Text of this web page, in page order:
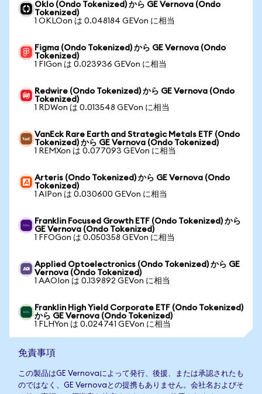
Oklo (Ondo Tokenized) から GE Vernova (Ondo
Tokenized)
1 OKLOon は 0.048184 GEVon に相当
Figma (Ondo Tokenized) から GE Vernova (Ondo
Tokenized)
1 FIGon は 0.023936 GEVon に相当
Redwire (Ondo Tokenized) から GE Vernova (Ondo
Tokenized)
1 RDWon は 0.013548 GEVon に相当
VanEck Rare Earth and Strategic Metals ETF (Ondo
Tokenized) から GE Vernova (Ondo Tokenized)
1 REMXon は 0.077093 GEVon に相当
Arteris (Ondo Tokenized) から GE Vernova (Ondo
Tokenized)
1 AIPon は 0.030600 GEVon に相当
Franklin Focused Growth ETF (Ondo Tokenized) から
GE Vernova (Ondo Tokenized)
1 FFOGon は 0.050358 GEVon に相当
Applied Optoelectronics (Ondo Tokenized) から GE
Vernova (Ondo Tokenized)
1 AAOIon は 0.139892 GEVon に相当
Franklin High Yield Corporate ETF (Ondo Tokenized)
から GE Vernova (Ondo Tokenized)
1 FLHYon は 0.024741 GEVon に相当
免責事項
この製品はGE Vernovaによって発行、後援、または承認されたも
のではなく、GE Vernovaとの提携もありません。会社名およびそ